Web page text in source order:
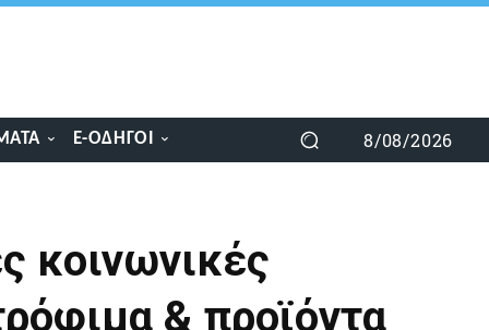
E-ΟΔΗΓΟΊ 8/08/2026
κοινωνικές
& προϊόντα